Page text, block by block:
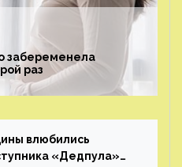
забеременела
раз
влюбились
«Дедпула»